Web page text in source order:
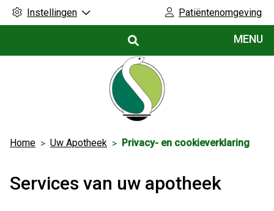
Instellingen Patiëntenomgeving
MENU
Home Uw Apotheek Privacy- en cookieverklaring
Services van uw apotheek